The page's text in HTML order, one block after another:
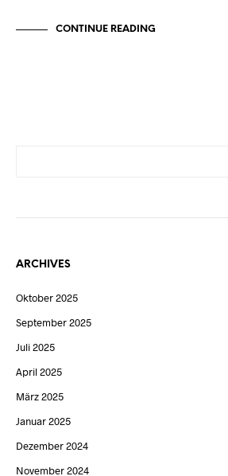
CONTINUE READING
ARCHIVES
Oktober 2025
September 2025
Juli 2025
April 2025
März 2025
Januar 2025
Dezember 2024
November 2024